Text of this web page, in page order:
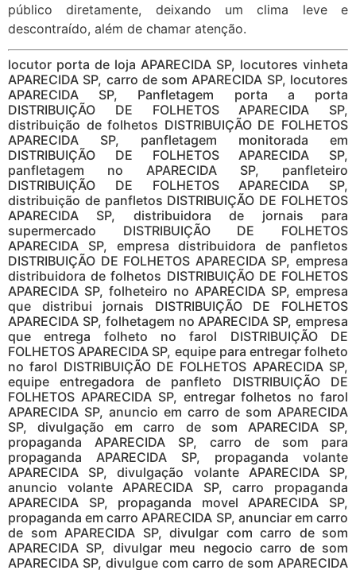
público diretamente, deixando um clima leve e
descontraído, além de chamar atenção.
locutor porta de loja APARECIDA SP, locutores vinheta
APARECIDA SP, carro de som APARECIDA SP, locutores
APARECIDA SP, Panfletagem porta a porta
DISTRIBUIÇÃO DE FOLHETOS APARECIDA SP,
distribuição de folhetos DISTRIBUIÇÃO DE FOLHETOS
APARECIDA SP, panfletagem monitorada em
DISTRIBUIÇÃO DE FOLHETOS APARECIDA SP,
panfletagem no APARECIDA SP, panfleteiro
DISTRIBUIÇÃO DE FOLHETOS APARECIDA SP,
distribuição de panfletos DISTRIBUIÇÃO DE FOLHETOS
APARECIDA SP, distribuidora de jornais para
supermercado DISTRIBUIÇÃO DE FOLHETOS
APARECIDA SP, empresa distribuidora de panfletos
DISTRIBUIÇÃO DE FOLHETOS APARECIDA SP, empresa
distribuidora de folhetos DISTRIBUIÇÃO DE FOLHETOS
APARECIDA SP, folheteiro no APARECIDA SP, empresa
que distribui jornais DISTRIBUIÇÃO DE FOLHETOS
APARECIDA SP, folhetagem no APARECIDA SP, empresa
que entrega folheto no farol DISTRIBUIÇÃO DE
FOLHETOS APARECIDA SP, equipe para entregar folheto
no farol DISTRIBUIÇÃO DE FOLHETOS APARECIDA SP,
equipe entregadora de panfleto DISTRIBUIÇÃO DE
FOLHETOS APARECIDA SP, entregar folhetos no farol
APARECIDA SP, anuncio em carro de som APARECIDA
SP, divulgação em carro de som APARECIDA SP,
propaganda APARECIDA SP, carro de som para
propaganda APARECIDA SP, propaganda volante
APARECIDA SP, divulgação volante APARECIDA SP,
anuncio volante APARECIDA SP, carro propaganda
APARECIDA SP, propaganda movel APARECIDA SP,
propaganda em carro APARECIDA SP, anunciar em carro
de som APARECIDA SP, divulgar com carro de som
APARECIDA SP, divulgar meu negocio carro de som
APARECIDA SP, divulgue com carro de som APARECIDA